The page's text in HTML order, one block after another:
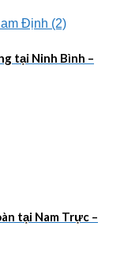
tại Ninh Bình –
tại Nam Trực –